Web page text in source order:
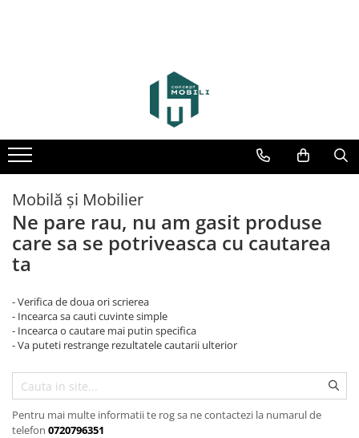
Mobilă și Mobilier
Ne pare rau, nu am gasit produse
care sa se potriveasca cu cautarea
ta
- Verifica de doua ori scrierea
- Incearca sa cauti cuvinte simple
- Incearca o cautare mai putin specifica
- Va puteti restrange rezultatele cautarii ulterior
Pentru mai multe informatii te rog sa ne contactezi la numarul de
telefon 0720796351